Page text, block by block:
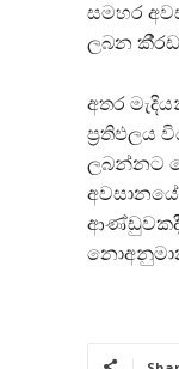
සමහර
ලබන
අතර
ප‍්‍රතිඵලය
ලබන්නට
ආණ්ඩුවකදී